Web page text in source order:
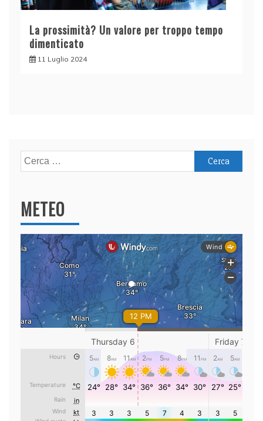
La prossimità? Un valore per troppo tempo
dimenticato
11 Luglio 2024
Ricerca
per:
METEO